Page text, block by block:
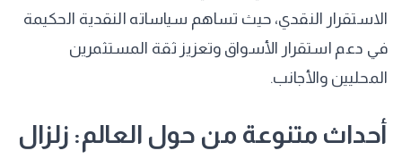
الاستقرار النقدي، حيث تساهم سياساته النقدية الحكيمة
في دعم استقرار الأسواق وتعزيز ثقة المستثمرين
المحليين والأجانب.
أحداث متنوعة من حول العالم: زلزال